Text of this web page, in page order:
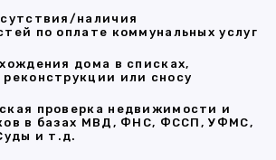
наличия
по оплате коммунальных услуг
дома в списках,
или сносу
проверка недвижимости и
в базах МВД, ФНС, ФССП, УФМС,
и т.д.